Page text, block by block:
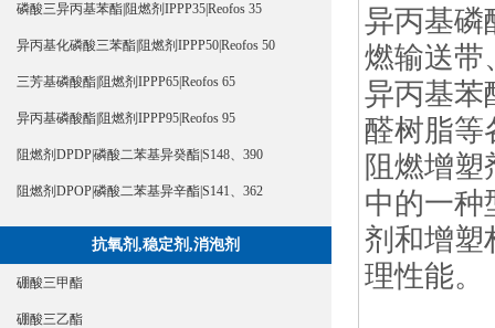
异丙基磷
燃输送带
异丙基苯
醛树脂等
阻燃增
中的一种
剂和增塑
理性能。
磷酸三异丙基苯酯|阻燃剂IPPP35|Reofos 35
异丙基化磷酸三苯酯|阻燃剂IPPP50|Reofos 50
三芳基磷酸酯|阻燃剂IPPP65|Reofos 65
异丙基磷酸酯|阻燃剂IPPP95|Reofos 95
阻燃剂DPDP|磷酸二苯基异癸酯|S148、390
阻燃剂DPOP|磷酸二苯基异辛酯|S141、362
抗氧剂,稳定剂,消泡剂
硼酸三甲酯
硼酸三乙酯